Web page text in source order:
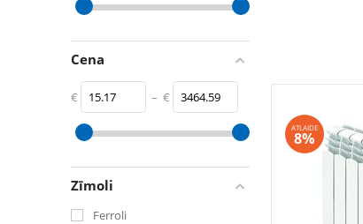
m² m²
Cena
€ – €
15.17 3464.59
Zīmoli
Ferroli
ATLAIDE
8%